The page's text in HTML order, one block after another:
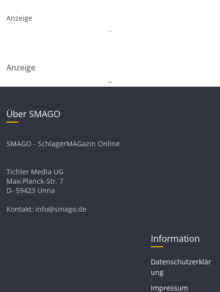
Anzeige
..
Anzeige
..
Über SMAGO
SMAGO - SchlagerMAGazin Online
Tichler Media UG
Max-Planck-Str. 7
D- 59423 Unna
Kontakt: info@smago.de
Information
Datenschutzerklär
ung
Impressum